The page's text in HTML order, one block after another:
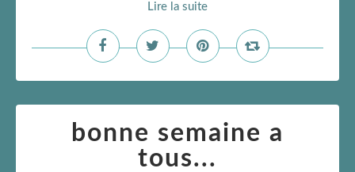
Lire la suite
bonne semaine a
tous...